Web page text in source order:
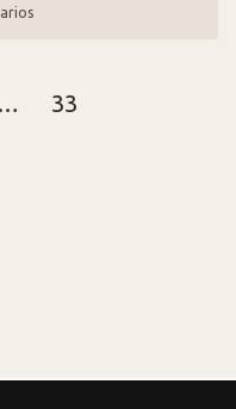
… 33